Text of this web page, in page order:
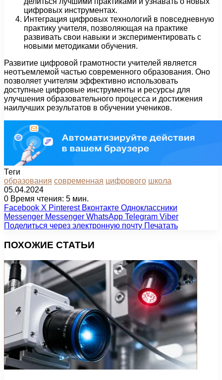
цифровых инструментах.
Интеграция цифровых технологий в повседневную
практику учителя, позволяющая на практике
развивать свои навыки и экспериментировать с
новыми методиками обучения.
Развитие цифровой грамотности учителей является
неотъемлемой частью современного образования. Оно
позволяет учителям эффективно использовать
доступные цифровые инструменты и ресурсы для
улучшения образовательного процесса и достижения
наилучших результатов в обучении учеников.
Теги
образования современная цифрового школа
05.04.2024
0 Время чтения: 5 мин.
Facebook X Pinterest Вконтакте Одноклассники
Messenger Messenger WhatsApp Telegram Viber
Поделиться через электронную почту Печатать
ПОХОЖИЕ СТАТЬИ